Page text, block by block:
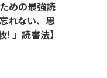
めの最強読
れない、思
」読書法】